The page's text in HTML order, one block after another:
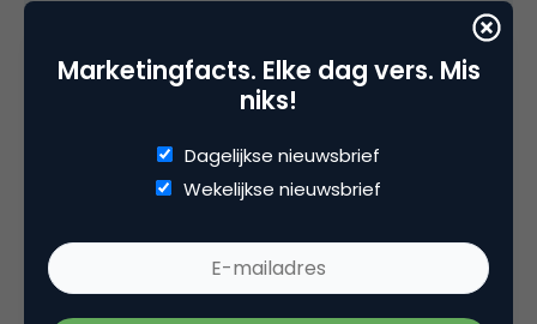
Emiel Kamzol
zo’n gratis cursus nederlands.
Marketingfacts. Elke dag vers. Mis
niks!
Dagelijkse nieuwsbrief
Wekelijkse nieuwsbrief